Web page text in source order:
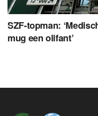
SZF-topman:
mug een olifant’